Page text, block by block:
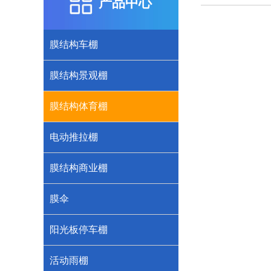
膜结构车棚
膜结构景观棚
膜结构体育棚
电动推拉棚
膜结构商业棚
膜伞
阳光板停车棚
活动雨棚